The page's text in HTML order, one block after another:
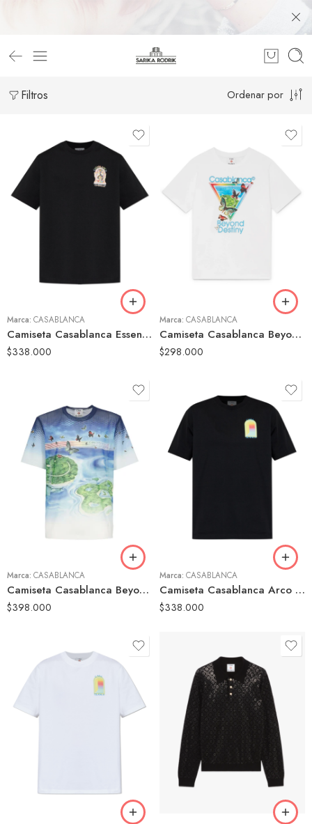
Filtros Ordenar por
Marca: CASABLANCA
Camiseta Casablanca Essential Experience Negra Hombre
$338.000
XL
Marca: CASABLANCA
Camiseta Casablanca Beyond Destiny Blanca Hombre
$298.000
XL
Marca: CASABLANCA
Camiseta Casablanca Beyond Destiny Estampada Hombre
$398.000
S
M
L
Marca: CASABLANCA
Camiseta Casablanca Arco Multicolor Negra Hombre
$338.000
XL
XL
M